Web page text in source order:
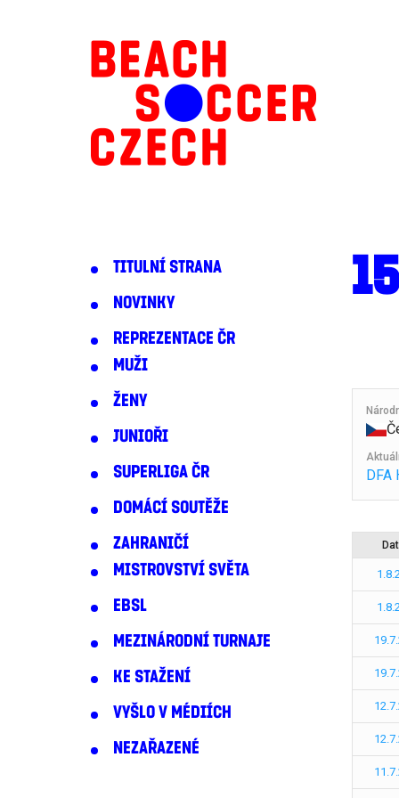
TITULNÍ STRANA
NOVINKY
REPREZENTACE ČR
MUŽI
ŽENY
JUNIOŘI
SUPERLIGA ČR
DOMÁCÍ SOUTĚŽE
ZAHRANIČÍ
MISTROVSTVÍ SVĚTA
EBSL
MEZINÁRODNÍ TURNAJE
KE STAŽENÍ
VYŠLO V MÉDIÍCH
NEZAŘAZENÉ
15
DFA